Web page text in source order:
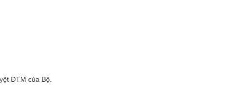
ĐTM của Bộ.